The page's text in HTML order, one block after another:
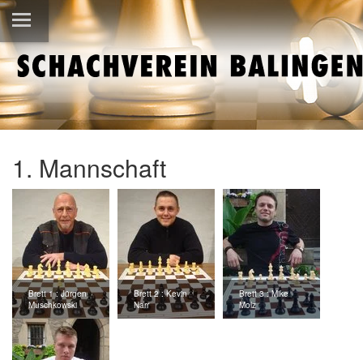
1. Mannschaft
Brett 1 : Jürgen
Muschkowski
Brett 2 : Kevin
Narr
Brett 3 : Mike
Molz